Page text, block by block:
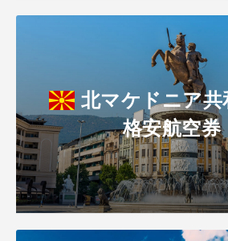
北マケドニア共
格安航空券